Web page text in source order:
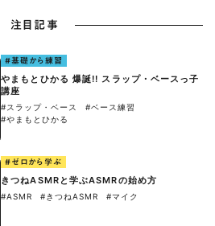
注目記事
#基礎から練習
やまもとひかる 爆誕!! スラップ・ベースっ子
講座
#スラップ・ベース
#ベース練習
#やまもとひかる
#ゼロから学ぶ
きつねASMRと学ぶASMRの始め方
#ASMR #きつねASMR #マイク